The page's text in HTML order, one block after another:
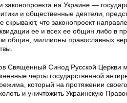
законопроекта на Украине —
и общественные деятели,
скрывают, что законопроект
ее и всех ее общин либо в
общин, миллионы православных
Священный Синод Русской Церкви
черты государственной
который на протяжении
и уничтожить Украинскую